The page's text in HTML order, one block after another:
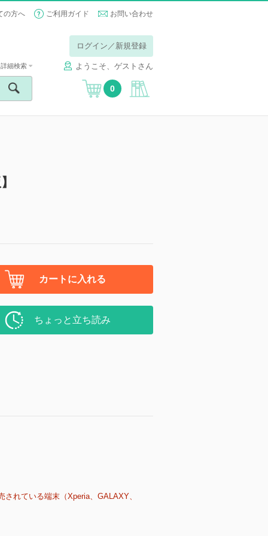
の方へ ご利用ガイド お問い合わせ
ログイン／新規登録
ようこそ、ゲストさん
詳細検索
0
カートに入れる
ちょっと立ち読み
れている端末（Xperia、GALAXY、